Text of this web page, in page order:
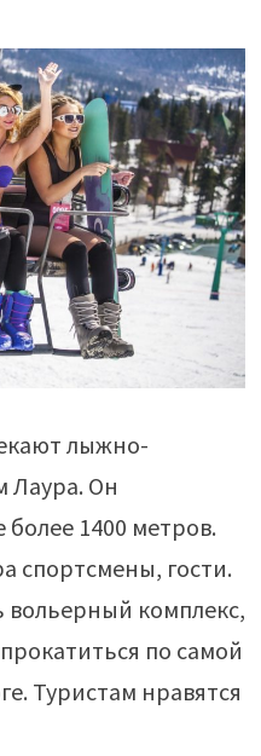
лыжно-
Лаура. Он
более 1400 метров.
спортсмены, гости.
комплекс,
по самой
Туристам нравятся